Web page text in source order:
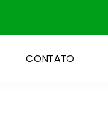
CONTATO